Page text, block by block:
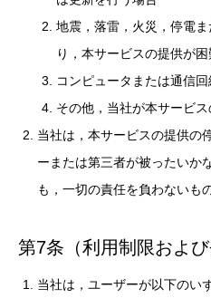
地震，落雷，火災，停電
り，本サービスの提供が
コンピュータまたは通信
その他，当社が本サービ
当社は，本サービスの提供の
ーまたは第三者が被ったいか
も，一切の責任を負わないも
第7条（利用制限および
当社は，ユーザーが以下のい